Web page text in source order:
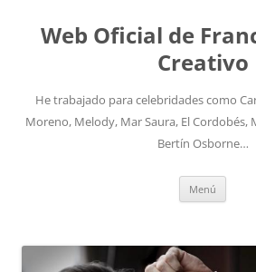
contenido
Web Oficial de
Creativo
He trabajado para celebridades como
Moreno, Melody, Mar Saura, El Cordobés,
Bertín Osborne…
Menú